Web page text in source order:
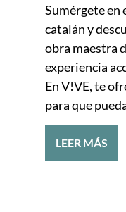
Sumérgete en
catalán y
obra maestra
experiencia
En V!VE, te
para que
LEER MÁS